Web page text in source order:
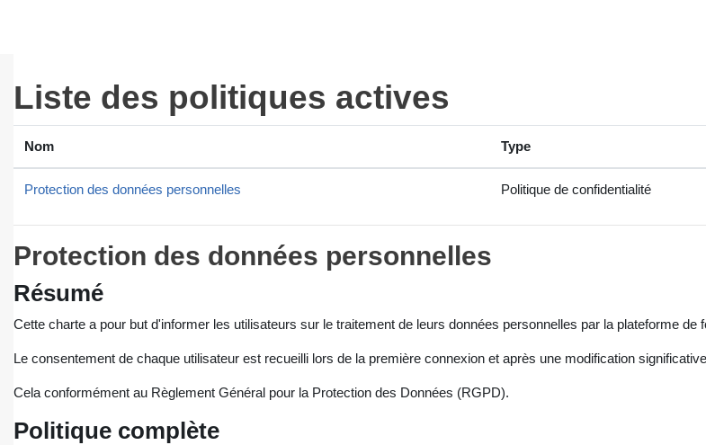
Liste des politiques actives
Nom Type
Protection des données personnelles Politique de confidentialité
Protection des données personnelles
Résumé
Cette charte a pour but d'informer les utilisateurs sur le traitement de leurs données personnelles par la plateforme de
Le consentement de chaque utilisateur est recueilli lors de la première connexion et après une modification
Cela conformément au Règlement Général pour la Protection des Données (RGPD).
Politique complète